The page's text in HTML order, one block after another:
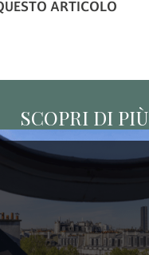
ARTICOLO
SCOPRI DI PIÙ